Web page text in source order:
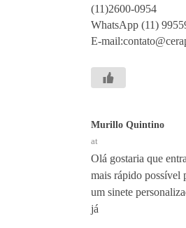
(11)2600-0954
WhatsApp (11)
E-
Murillo Quintino
at
Olá gostaria que
mais rápido possível
um sinete
já